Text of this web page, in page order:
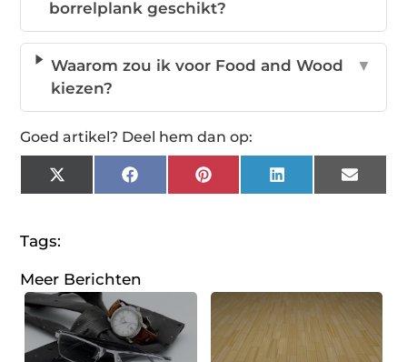
borrelplank geschikt?
Waarom zou ik voor Food and Wood
kiezen?
▼
Goed artikel? Deel hem dan op:
X
(Twitter)
FacebookPinterestLinkedInEmail
Tags:
Meer Berichten